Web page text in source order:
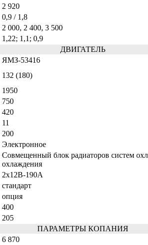
2 920
0,9 / 1,8
2 000, 2 400, 3 500
1,22; 1,1; 0,9
ДВИГАТЕЛЬ
ЯМЗ-53416
132 (180)
1950
750
420
11
200
Электронное
Совмещенный блок радиаторов систем
охлаждения
2х12В-190А
стандарт
опция
400
205
ПАРАМЕТРЫ КОПАНИЯ
6 870